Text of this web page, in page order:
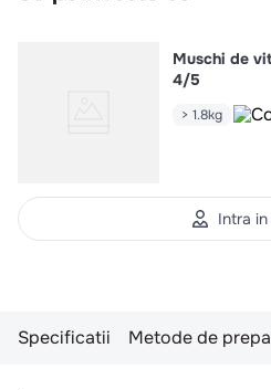
Muschi de
4/5
> 1.8kg
Intra
Specificatii Metode de